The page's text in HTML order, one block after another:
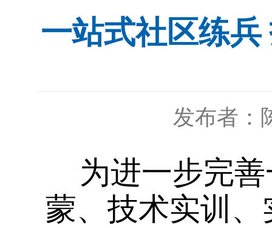
一站式社区练
发布者：
为进一步完
蒙、技术实训